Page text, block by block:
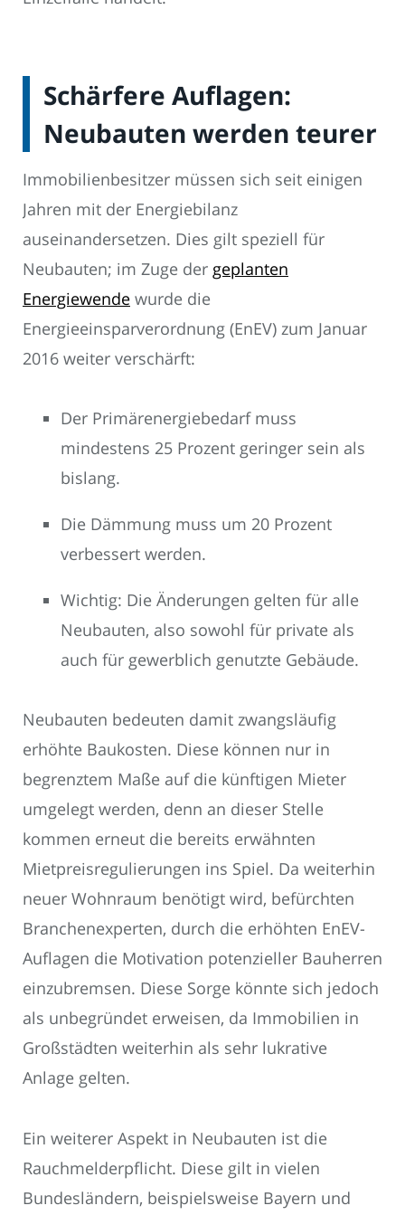
Schärfere Auflagen:
Neubauten werden teurer
Immobilienbesitzer müssen sich seit einigen
Jahren mit der Energiebilanz
auseinandersetzen. Dies gilt speziell für
Neubauten; im Zuge der geplanten
Energiewende wurde die
Energieeinsparverordnung (EnEV) zum Januar
2016 weiter verschärft:
Der Primärenergiebedarf muss
mindestens 25 Prozent geringer sein als
bislang.
Die Dämmung muss um 20 Prozent
verbessert werden.
Wichtig: Die Änderungen gelten für alle
Neubauten, also sowohl für private als
auch für gewerblich genutzte Gebäude.
Neubauten bedeuten damit zwangsläufig
erhöhte Baukosten. Diese können nur in
begrenztem Maße auf die künftigen Mieter
umgelegt werden, denn an dieser Stelle
kommen erneut die bereits erwähnten
Mietpreisregulierungen ins Spiel. Da weiterhin
neuer Wohnraum benötigt wird, befürchten
Branchenexperten, durch die erhöhten EnEV-
Auflagen die Motivation potenzieller Bauherren
einzubremsen. Diese Sorge könnte sich jedoch
als unbegründet erweisen, da Immobilien in
Großstädten weiterhin als sehr lukrative
Anlage gelten.
Ein weiterer Aspekt in Neubauten ist die
Rauchmelderpflicht. Diese gilt in vielen
Bundesländern, beispielsweise Bayern und